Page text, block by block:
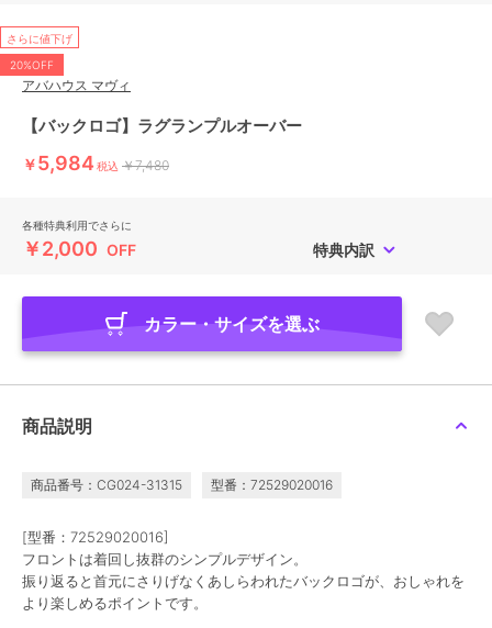
さらに値下げ
20%OFF
アバハウス マヴィ
【バックロゴ】ラグランプルオーバー
￥5,984 税込 ￥7,480
各種特典利用でさらに
￥2,000 OFF 特典内訳
カラー・サイズを選ぶ
商品説明
商品番号：CG024-31315 型番：72529020016
[型番：72529020016]
フロントは着回し抜群のシンプルデザイン。
振り返ると首元にさりげなくあしらわれたバックロゴが、おしゃれを
より楽しめるポイントです。